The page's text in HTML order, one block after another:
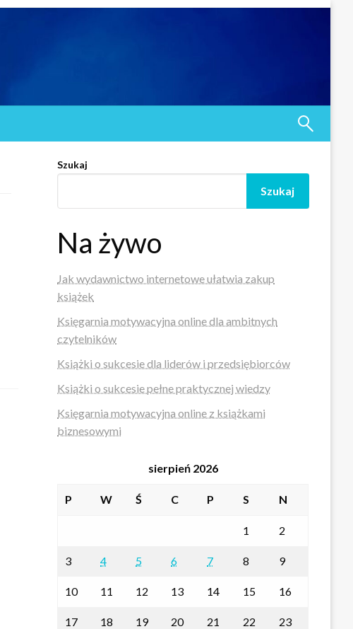
Szukaj
Szukaj
Na żywo
Jak wydawnictwo internetowe ułatwia zakup
książek
Księgarnia motywacyjna online dla ambitnych
czytelników
Książki o sukcesie dla liderów i przedsiębiorców
Książki o sukcesie pełne praktycznej wiedzy
Księgarnia motywacyjna online z książkami
biznesowymi
sierpień 2026
P W Ś C P S N
1 2
3 4 5 6 7 8 9
10 11 12 13 14 15 16
17 18 19 20 21 22 23